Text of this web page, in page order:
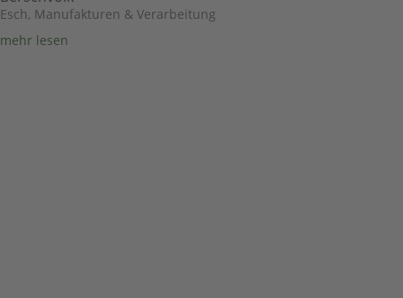
Esch, Manufakturen & Verarbeitung
mehr lesen